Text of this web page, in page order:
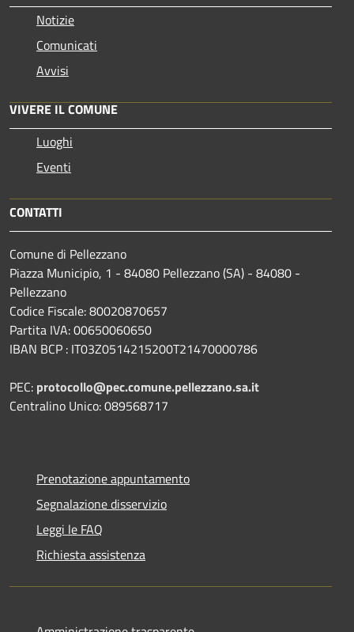
Notizie
Comunicati
Avvisi
VIVERE IL COMUNE
Luoghi
Eventi
CONTATTI
Comune di Pellezzano
Piazza Municipio, 1 - 84080 Pellezzano (SA) - 84080 -
Pellezzano
Codice Fiscale: 80020870657
Partita IVA: 00650060650
IBAN BCP : IT03Z0514215200T21470000786
PEC: protocollo@pec.comune.pellezzano.sa.it
Centralino Unico: 089568717
Prenotazione appuntamento
Segnalazione disservizio
Leggi le FAQ
Richiesta assistenza